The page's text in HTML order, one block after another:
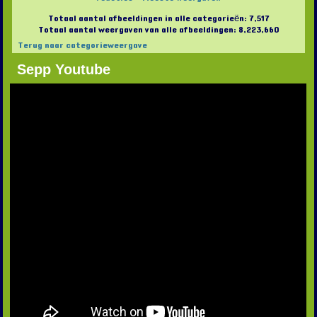
Totaal aantal afbeeldingen in alle categorieën: 7,517
Totaal aantal weergaven van alle afbeeldingen: 8,223,660
Terug naar categorieweergave
Sepp Youtube